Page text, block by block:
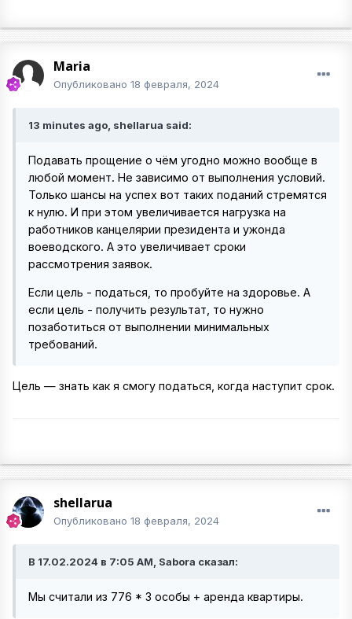
Maria
Опубликовано 18 февраля, 2024
13 minutes ago, shellarua said:
Подавать прощение о чём угодно можно вообще в
любой момент. Не зависимо от выполнения условий.
Только шансы на успех вот таких поданий стремятся
к нулю. И при этом увеличивается нагрузка на
работников канцелярии президента и ужонда
воеводского. А это увеличивает сроки
рассмотрения заявок.
Если цель - податься, то пробуйте на здоровье. А
если цель - получить результат, то нужно
позаботиться от выполнении минимальных
требований.
Цель — знать как я смогу податься, когда наступит срок.
shellarua
Опубликовано 18 февраля, 2024
В 17.02.2024 в 7:05 AM, Sabora сказал:
Мы считали из 776 * 3 особы + аренда квартиры.